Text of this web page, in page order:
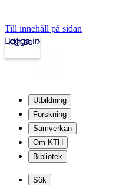
Till innehåll på sidan
kth.se
Logga in
Utbildning
Forskning
Samverkan
Om KTH
Bibliotek
Sök